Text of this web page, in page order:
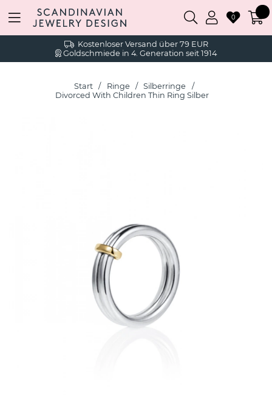
Kostenloser Versand über 79 EUR
Goldschmiede in 4. Generation seit 1914
0
Start Ringe
Silberringe
Divorced With Children Thin Ring Silber